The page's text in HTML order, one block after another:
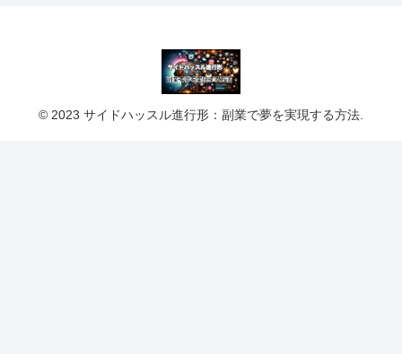
© 2023 サイドハッスル進行形：副業で夢を実現する方法.